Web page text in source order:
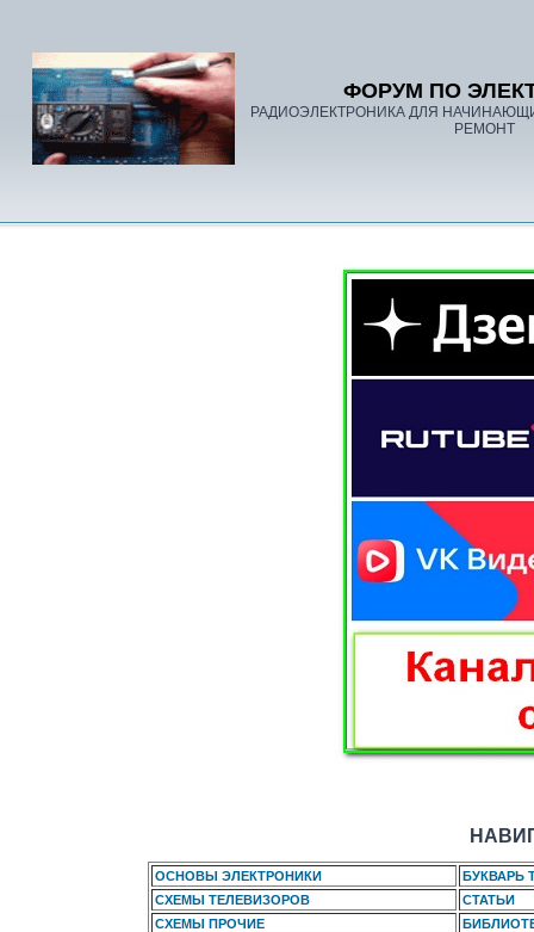
ФОРУМ ПО
РАДИОЭЛЕКТРОНИКА ДЛЯ
РЕМОНТ
ОСНОВЫ ЭЛЕКТРОНИКИ
БУКВАРЬ
СХЕМЫ ТЕЛЕВИЗОРОВ
СТАТЬИ
СХЕМЫ ПРОЧИЕ